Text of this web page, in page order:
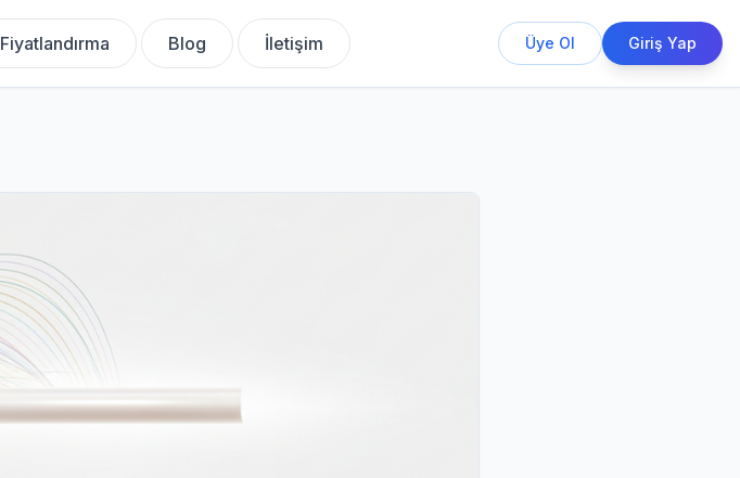
Fiyatlandırma Blog İletişim Üye Ol Giriş Yap